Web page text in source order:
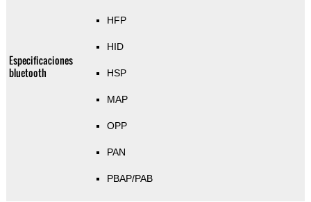
Especificaciones
bluetooth
HFP
HID
HSP
MAP
OPP
PAN
PBAP/PAB